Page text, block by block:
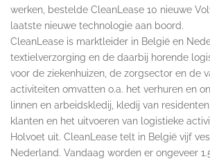
werken, bestelde CleanLease 10 nieuwe
laatste nieuwe technologie aan boord.
CleanLease is marktleider in België en
textielverzorging en de daarbij horende
voor de ziekenhuizen, de zorgsector en de
activiteiten omvatten o.a. het verhuren en
linnen en arbeidskledij, kledij van
klanten en het uitvoeren van logistieke
Holvoet uit. CleanLease telt in België vijf
Nederland. Vandaag worden er ongeveer